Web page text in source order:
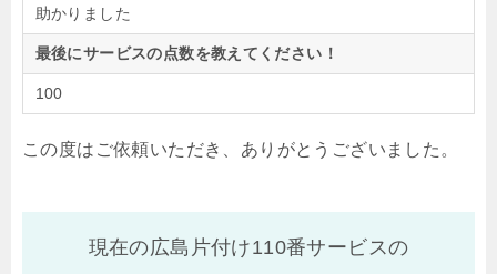
助かりました
最後にサービスの点数を教えてください！
100
この度はご依頼いただき、ありがとうございました。
現在の広島片付け110番サービスの